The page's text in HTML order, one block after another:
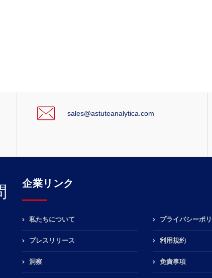
sales@astuteanalytica.com
企業リンク
私たちについて
プレスリリース
洞察
プライバシーポ
利用規約
免責事項